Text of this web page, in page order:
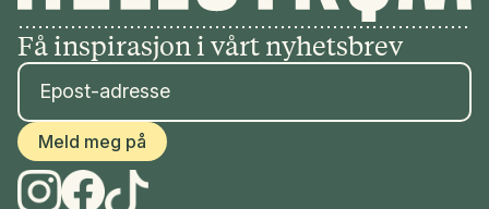
Få inspirasjon i vårt nyhetsbrev
Meld meg på